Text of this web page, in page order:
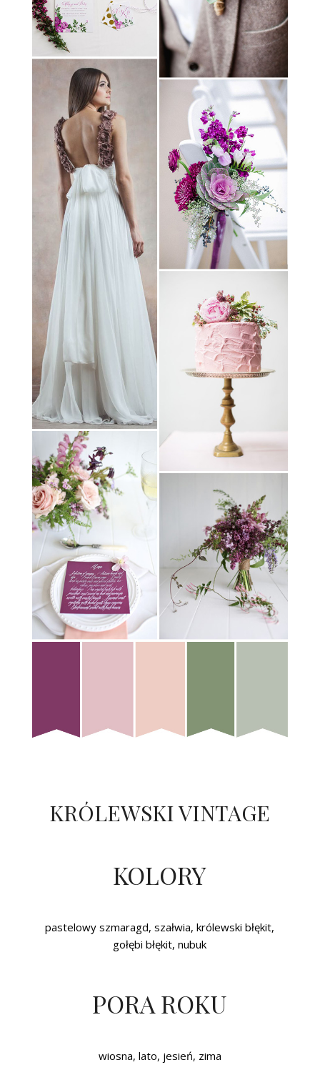
KRÓLEWSKI VINTAGE
KOLORY
pastelowy szmaragd, szałwia, królewski błękit,
gołębi błękit, nubuk
PORA ROKU
wiosna, lato, jesień, zima